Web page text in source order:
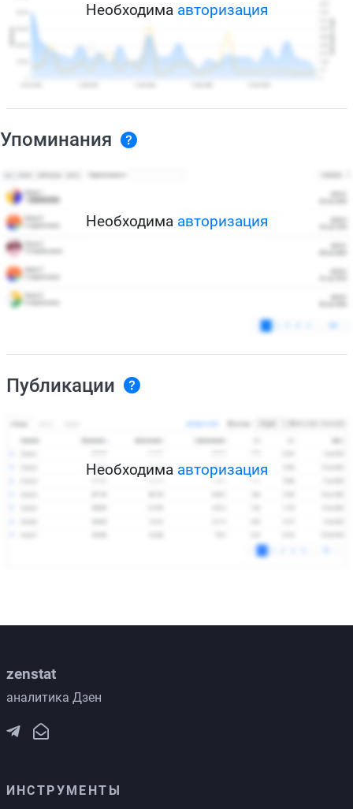
Необходима авторизация
Упоминания
Необходима авторизация
Публикации
Необходима авторизация
zenstat
аналитика Дзен
ИНСТРУМЕНТЫ